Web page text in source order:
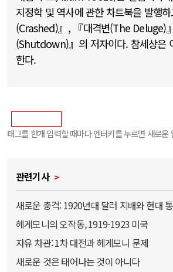
지정학 및 역사에 관한 차트북을 발행
(Crashed)』, 『대격변(The Deluge)
(Shutdown)』의 저자이다. 참세상은
한다.
태그를 한개 입력할 때마다 엔터키를 누르면 새로운
관련기사
새로운 충격: 1920년대 달러 지배와 현대
헤게모니의 오작동, 1919-1923 미국
자유 차관: 1차 대전과 헤게모니 문제
새로운 것은 태어나는 것이 아니다